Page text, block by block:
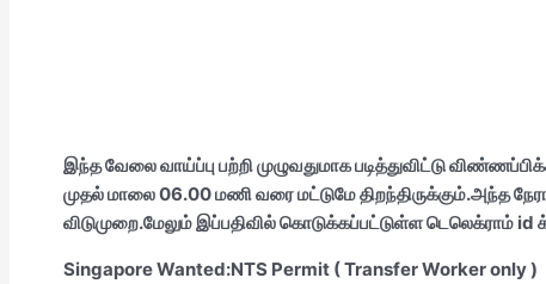
இந்த வேலை வாய்ப்பு பற்றி முழுவதுமாக படித்துவிட்டு
முதல் மாலை 06.00 மணி வரை மட்டுமே திறந்திருக்கும்.அந்த
விடுமுறை.மேலும் இப்பதிவில் கொடுக்கப்பட்டுள்ள டெலெக்ராம் id
Singapore Wanted:NTS Permit ( Transfer Worker only )